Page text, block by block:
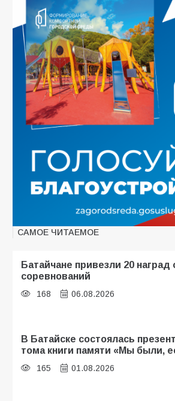
САМОЕ ЧИТАЕМОЕ
Батайчане привезли 20 наград
соревнований
168 06.08.2026
В Батайске состоялась
тома книги памяти «Мы были,
165 01.08.2026